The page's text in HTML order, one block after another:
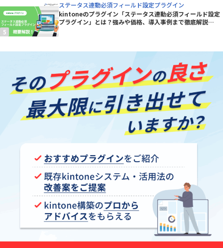
ステータス連動必須フィールド設定プラグイン
kintoneのプラグイン「ステータス連動必須フィールド設定
プラグイン」とは？強みや価格、導入事例まで徹底解説